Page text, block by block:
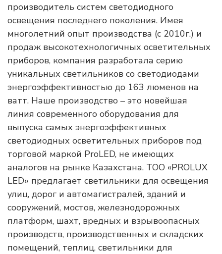
производитель систем светодиодного
освещения последнего поколения. Имея
многолетний опыт производства (с 2010г.) и
продаж высокотехнологичных осветительных
приборов, компания разработала серию
уникальных светильников со светодиодами
энергоэффективностью до 163 люменов на
ватт. Наше производство – это новейшая
линия современного оборудования для
выпуска самых энергоэффективных
светодиодных осветительных приборов под
торговой маркой ProLED, не имеющих
аналогов на рынке Казахстана. ТОО «PROLUX
LED» предлагает светильники для освещения
улиц, дорог и автомагистралей, зданий и
сооружений, мостов, железнодорожных
платформ, шахт, вредных и взрывоопасных
производств, производственных и складских
помещений, теплиц, светильники для